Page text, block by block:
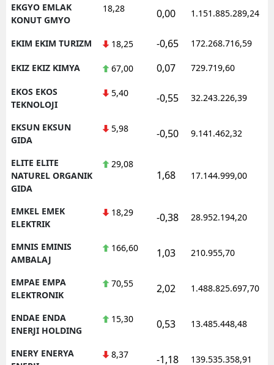
EKGYO EMLAK
KONUT GMYO
18,28 0,00 1.151.885.289,24
EKIM EKIM TURIZM 18,25 -0,65 172.268.716,59
EKIZ EKIZ KIMYA 67,00 0,07 729.719,60
EKOS EKOS
TEKNOLOJI
5,40 -0,55 32.243.226,39
EKSUN EKSUN
GIDA
5,98 -0,50 9.141.462,32
ELITE ELITE
NATUREL ORGANIK
GIDA
29,08
1,68 17.144.999,00
EMKEL EMEK
ELEKTRIK
18,29 -0,38 28.952.194,20
EMNIS EMINIS
AMBALAJ
166,60 1,03 210.955,70
EMPAE EMPA
ELEKTRONIK
70,55 2,02 1.488.825.697,70
ENDAE ENDA
ENERJI HOLDING
15,30 0,53 13.485.448,48
ENERY ENERYA
8,37 -1,18 139.535.358,91